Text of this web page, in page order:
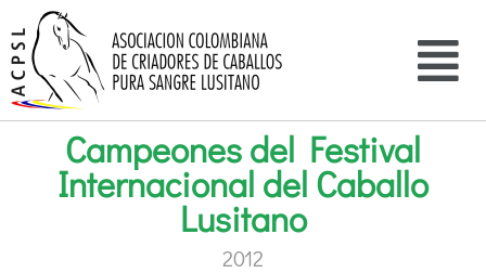
Campeones del Festival
Internacional del Caballo
Lusitano
2012